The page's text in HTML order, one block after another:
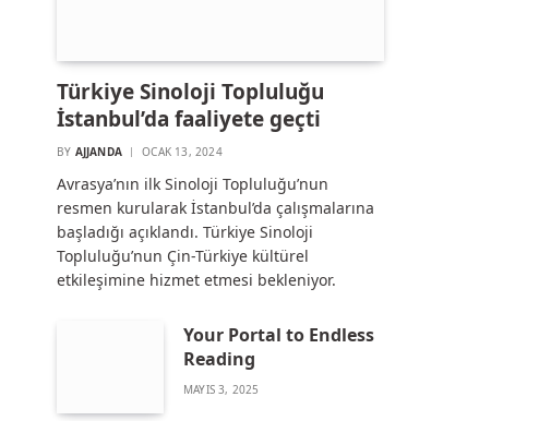
Türkiye Sinoloji Topluluğu
İstanbul’da faaliyete geçti
BY AJJANDA OCAK 13, 2024
Avrasya’nın ilk Sinoloji Topluluğu’nun
resmen kurularak İstanbul’da çalışmalarına
başladığı açıklandı. Türkiye Sinoloji
Topluluğu’nun Çin-Türkiye kültürel
etkileşimine hizmet etmesi bekleniyor.
Your Portal to Endless
Reading
MAYIS 3, 2025